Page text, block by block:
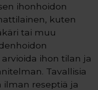
ihonhoidon
kuten
tai muu
ihon tilan ja
Tavallisia
ilman reseptiä ja